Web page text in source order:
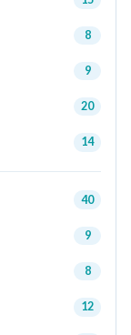
8
9
20
14
40
9
8
12